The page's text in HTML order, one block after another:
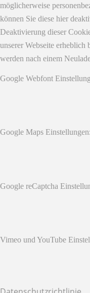
möglicherweise
können Sie diese hier
Deaktivierung dieser
unserer Webseite
werden nach einem
Google Webfont
Google Maps Einstellungen:
Google reCaptcha
Vimeo und YouTube